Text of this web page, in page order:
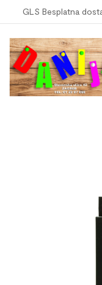
GLS Besplatna